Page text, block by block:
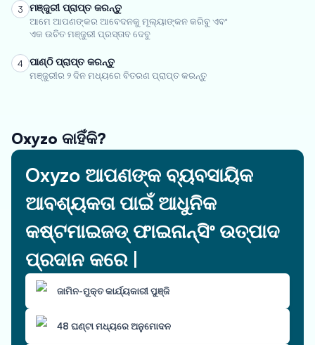
3 ମଞ୍ଜୁରୀ ପ୍ରାପ୍ତ କରନ୍ତୁ
ଆମେ ଆପଣଙ୍କର ଆବେଦନକୁ ମୂଲ୍ୟାଙ୍କନ କରିବୁ ଏବଂ
ଏକ ଉଚିତ ମଞ୍ଜୁରୀ ପ୍ରସ୍ତାବ ଦେବୁ
4 ପାଣ୍ଠି ପ୍ରାପ୍ତ କରନ୍ତୁ
ମଞ୍ଜୁରୀର ୨ ଦିନ ମଧ୍ୟରେ ବିତରଣ ପ୍ରାପ୍ତ କରନ୍ତୁ
Oxyzo କାହିଁକି?
Oxyzo ଆପଣଙ୍କ ବ୍ୟବସାୟିକ
ଆବଶ୍ୟକତା ପାଇଁ ଆଧୁନିକ
କଷ୍ଟମାଇଜଡ୍ ଫାଇନାନ୍ସିଂ ଉତ୍ପାଦ
ପ୍ରଦାନ କରେ |
ଜାମିନ-ମୁକ୍ତ କାର୍ଯ୍ୟକାରୀ ପୁଞ୍ଜି
48 ଘଣ୍ଟା ମଧ୍ୟରେ ଅନୁମୋଦନ